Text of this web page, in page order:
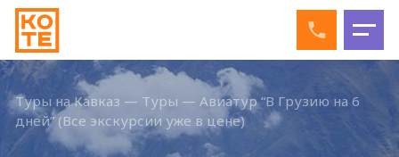
Туры на Кавказ — Туры — Авиатур “В Грузию на 6
дней” (Все экскурсии уже в цене)